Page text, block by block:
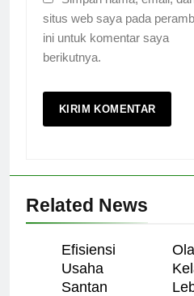
situs web saya pada
ini untuk komentar saya
berikutnya.
Related News
Efisiensi
Usaha
Santan